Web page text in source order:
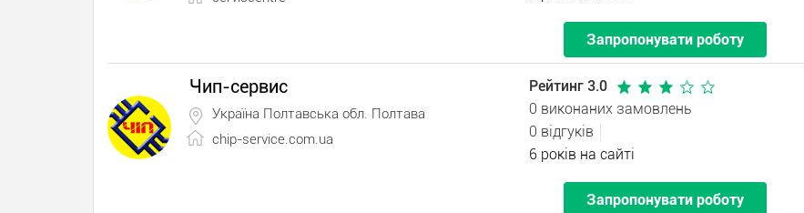
Запропонувати роботу
Чип-сервис
Україна Полтавська обл. Полтава
chip-service.com.ua
Рейтинг 3.0
0 виконаних замовлень
0 відгуків
6 років на сайті
Запропонувати роботу